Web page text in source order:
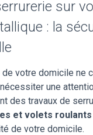
sur
: la
votre domicile ne
une
des travaux de
et volets
de votre domicile.